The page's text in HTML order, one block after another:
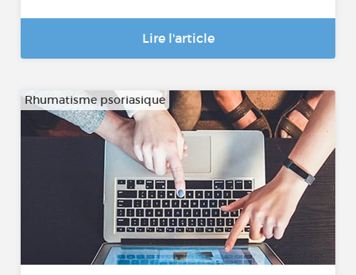
Lire l'article
Rhumatisme psoriasique